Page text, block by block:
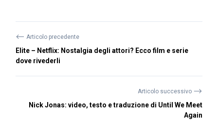
⟵ Articolo precedente
Elite – Netflix: Nostalgia degli attori? Ecco film e serie
dove rivederli
Articolo successivo ⟶
Nick Jonas: video, testo e traduzione di Until We Meet
Again